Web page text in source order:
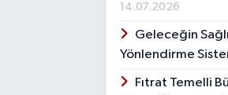
14.07.2026
Geleceğin
Yönlendirme
Fıtrat Temelli